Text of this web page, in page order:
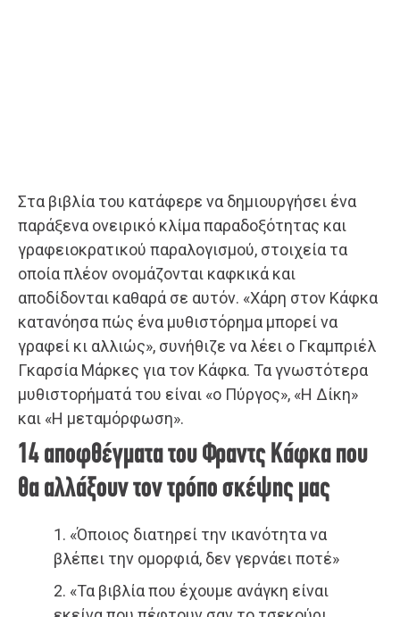
Στα βιβλία του κατάφερε να δημιουργήσει ένα
παράξενα ονειρικό κλίμα παραδοξότητας και
γραφειοκρατικού παραλογισμού, στοιχεία τα
οποία πλέον ονομάζονται καφκικά και
αποδίδονται καθαρά σε αυτόν. «Χάρη στον Κάφκα
κατανόησα πώς ένα μυθιστόρημα μπορεί να
γραφεί κι αλλιώς», συνήθιζε να λέει ο Γκαμπριέλ
Γκαρσία Μάρκες για τον Κάφκα. Τα γνωστότερα
μυθιστορήματά του είναι «ο Πύργος», «Η Δίκη»
και «Η μεταμόρφωση».
14 αποφθέγματα του Φραντς Κάφκα που
θα αλλάξουν τον τρόπο σκέψης μας
1. «Όποιος διατηρεί την ικανότητα να
βλέπει την ομορφιά, δεν γερνάει ποτέ»
2. «Τα βιβλία που έχουμε ανάγκη είναι